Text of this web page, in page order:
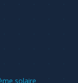
solaire